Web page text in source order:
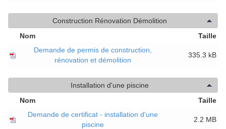
Construction Rénovation Démolition
Nom
Taille
Demande de permis de construction,
rénovation et démolition
335.3 kB
Installation d'une piscine
Nom
Taille
Demande de certificat - installation d'une
piscine
2.2 MB